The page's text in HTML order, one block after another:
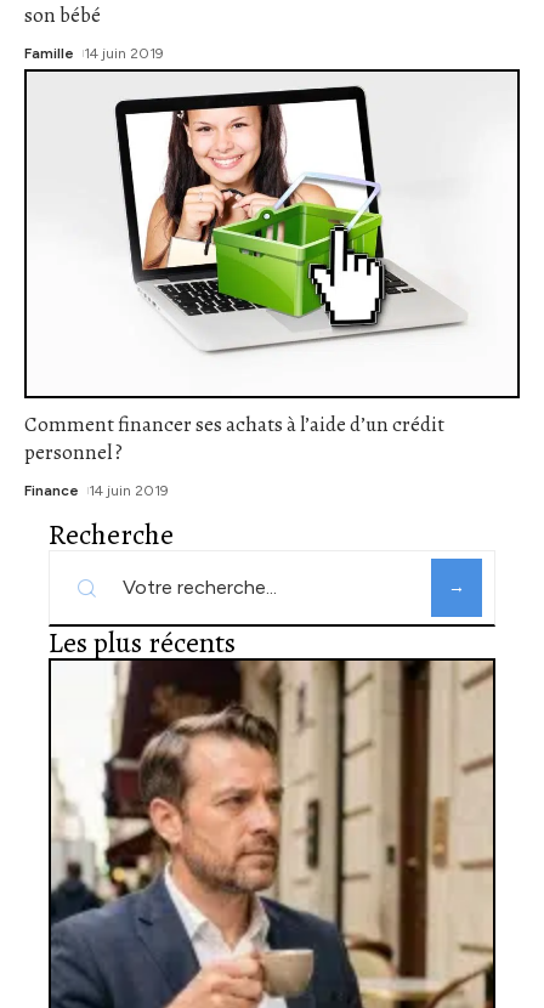
son bébé
Famille 14 juin 2019
Comment financer ses achats à l’aide d’un crédit
personnel ?
Finance 14 juin 2019
Recherche
Les plus récents